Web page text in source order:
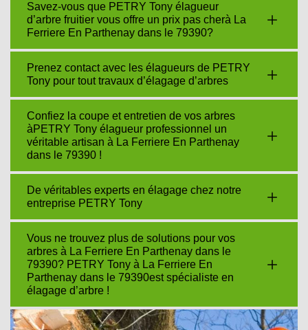
Savez-vous que PETRY Tony élagueur
d’arbre fruitier vous offre un prix pas cherà La
Ferriere En Parthenay dans le 79390?
Prenez contact avec les élagueurs de PETRY
Tony pour tout travaux d’élagage d’arbres
Confiez la coupe et entretien de vos arbres
àPETRY Tony élagueur professionnel un
véritable artisan à La Ferriere En Parthenay
dans le 79390 !
De véritables experts en élagage chez notre
entreprise PETRY Tony
Vous ne trouvez plus de solutions pour vos
arbres à La Ferriere En Parthenay dans le
79390? PETRY Tony à La Ferriere En
Parthenay dans le 79390est spécialiste en
élagage d’arbre !